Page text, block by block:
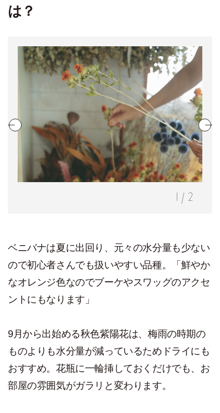
は？
1 / 2
ベニバナは夏に出回り、元々の水分量も少ない
ので初心者さんでも扱いやすい品種。「鮮やか
なオレンジ色なのでブーケやスワッグのアクセ
ントにもなります」
9月から出始める秋色紫陽花は、梅雨の時期の
ものよりも水分量が減っているためドライにも
おすすめ。花瓶に一輪挿しておくだけでも、お
部屋の雰囲気がガラリと変わります。